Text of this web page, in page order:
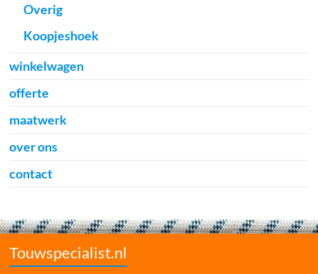
Overig
Koopjeshoek
winkelwagen
offerte
maatwerk
over ons
contact
Touwspecialist.nl